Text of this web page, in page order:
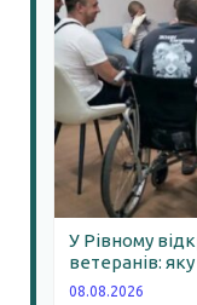
У Рівному
ветеранів:
08.08.2026